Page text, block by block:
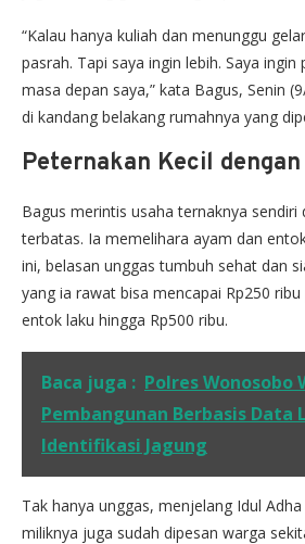
“Kalau hanya kuliah dan menunggu
pasrah. Tapi saya ingin lebih. Saya ingin
masa depan saya,” kata Bagus, Senin
di kandang belakang rumahnya yang
Peternakan Kecil
Bagus merintis usaha ternaknya sendiri
terbatas. Ia memelihara ayam dan
ini, belasan unggas tumbuh sehat dan
yang ia rawat bisa mencapai Rp250
entok laku hingga Rp500 ribu.
Baca juga : Polres Wonosobo
Pembangunan Berbasis Data
Identifikasi Jagung
Tak hanya unggas, menjelang Idul
miliknya juga sudah dipesan warga